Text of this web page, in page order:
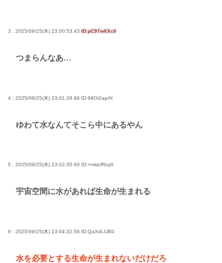
3 : 2025/09/25(木) 23:00:53.43 ID:pC97w6Xc0
つまらんなあ…
4 : 2025/09/25(木) 23:01:29.86 ID:98Oi2ap/H
ゆわて水なんてそこら中にあるやん
5 : 2025/09/25(木) 23:02:35.60 ID:+mlsURoy0
宇宙空間に水があれば生命が生まれる
6 : 2025/09/25(木) 23:04:32.56 ID:QaXdLfJB0
水を必要とする生命が生まれないだけだろ